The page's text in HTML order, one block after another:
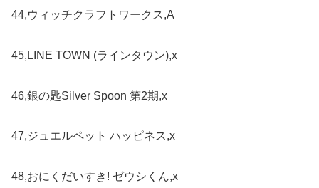
44,ウィッチクラフトワークス,A
45,LINE TOWN (ラインタウン),x
46,銀の匙Silver Spoon 第2期,x
47,ジュエルペット ハッピネス,x
48,おにくだいすき! ゼウシくん,x